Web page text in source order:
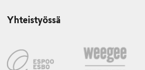
Yhteistyössä